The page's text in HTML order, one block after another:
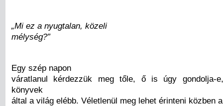
„Mi ez a nyugtalan, közeli
mélység?”
Egy szép napon
váratlanul kérdezzük meg tőle, ő is úgy gondolja-
könyvek
által a világ elébb. Véletlenül meg lehet érinteni közben a